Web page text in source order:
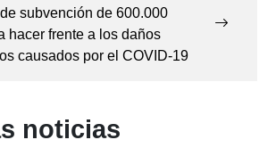
subvención de 600.000
hacer frente a los daños
causados por el COVID-19
noticias